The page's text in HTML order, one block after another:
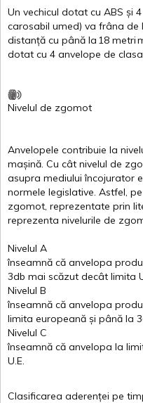
Un vechicul dotat cu ABS și 4
carosabil umed) va frâna de
distanță cu până la 18 metri
dotat cu 4 anvelope de clasa
Nivelul de zgomot
Anvelopele contribuie la
mașină. Cu cât nivelul de
asupra mediului încojurator
normele legislative. Astfel, pe
zgomot, reprezentate prin
reprezenta nivelurile de
Nivelul A
înseamnă că anvelopa
3db mai scăzut decât limita
Nivelul B
înseamnă că anvelopa
limita europeană și până la
Nivelul C
înseamnă că anvelopa la
U.E.
Clasificarea aderenței pe